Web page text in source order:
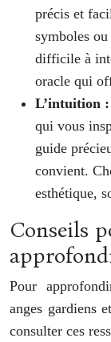
précis et
symboles ou
difficile à
oracle qui
L’intuition :
qui vous
guide
convient.
esthétique,
Conseils
Pour
anges gardiens
consulter ces